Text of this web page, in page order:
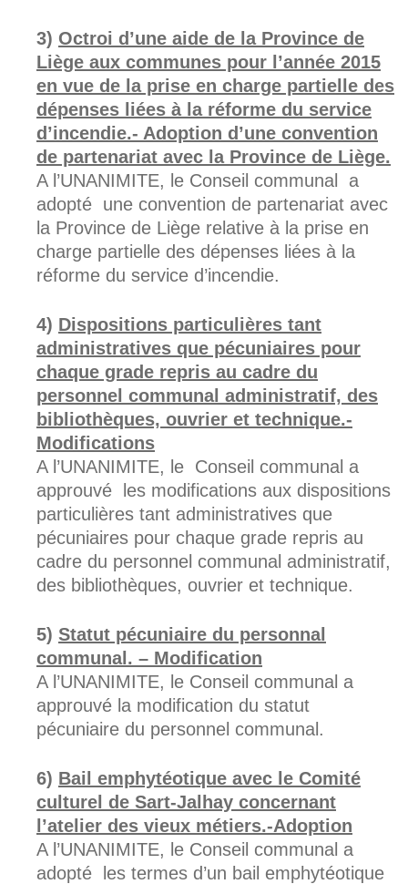
Octroi d’une aide de la Province de
Liège aux communes pour l’année 2015
en vue de la prise en charge partielle des
dépenses liées à la réforme du service
d’incendie.- Adoption d’une convention
de partenariat avec la Province de Liège.
A l’UNANIMITE, le Conseil communal a
adopté une convention de partenariat avec
la Province de Liège relative à la prise en
charge partielle des dépenses liées à la
réforme du service d’incendie.
Dispositions particulières tant
administratives que pécuniaires pour
chaque grade repris au cadre du
personnel communal administratif, des
bibliothèques, ouvrier et technique.-
Modifications
A l’UNANIMITE, le Conseil communal a
approuvé les modifications aux dispositions
particulières tant administratives que
pécuniaires pour chaque grade repris au
cadre du personnel communal administratif,
des bibliothèques, ouvrier et technique.
Statut pécuniaire du personnal
communal. – Modification
A l’UNANIMITE, le Conseil communal a
approuvé la modification du statut
pécuniaire du personnel communal.
Bail emphytéotique avec le Comité
culturel de Sart-Jalhay concernant
l’atelier des vieux métiers.-Adoption
A l’UNANIMITE, le Conseil communal a
adopté les termes d’un bail emphytéotique